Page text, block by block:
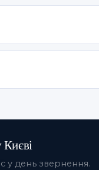
— для стін.
у день звернення.